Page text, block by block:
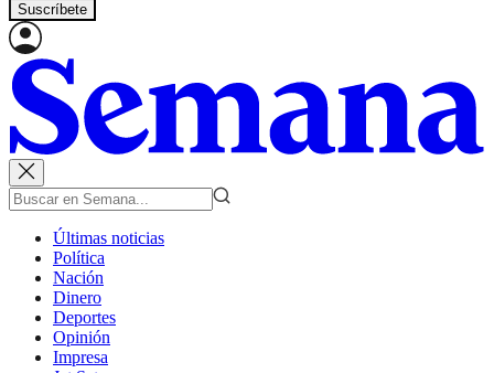
Suscríbete
Últimas noticias
Política
Nación
Dinero
Deportes
Opinión
Impresa